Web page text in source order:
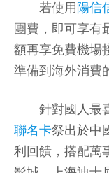
若使用 陽信
團費，即可享有
額再享免費機場
準備到海外消費
針對國人最喜
聯名卡祭出於中
利回饋，搭配萬